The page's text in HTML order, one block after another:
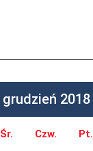
grudzień 2018
Śr. Czw. Pt.